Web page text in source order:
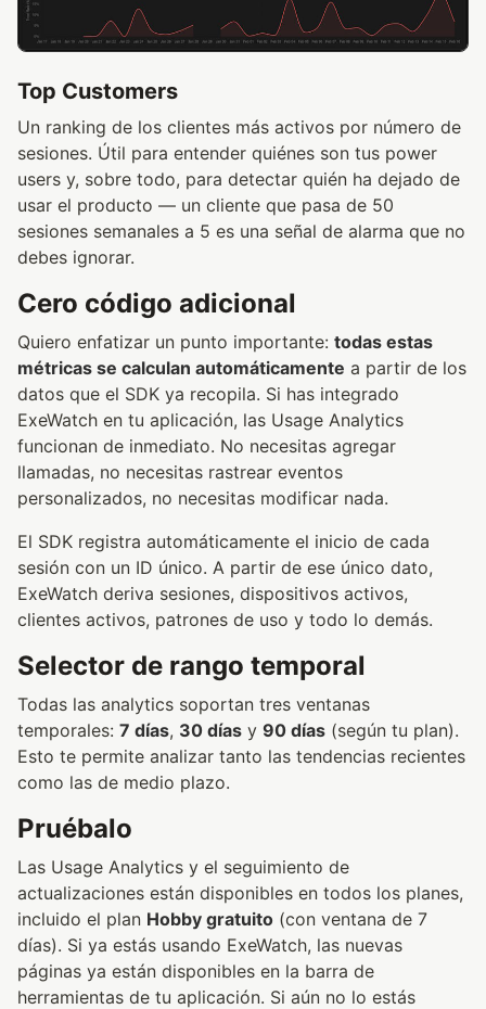
Top Customers
Un ranking de los clientes más activos por número de
sesiones. Útil para entender quiénes son tus power
users y, sobre todo, para detectar quién ha dejado de
usar el producto — un cliente que pasa de 50
sesiones semanales a 5 es una señal de alarma que no
debes ignorar.
Cero código adicional
Quiero enfatizar un punto importante: todas estas
métricas se calculan automáticamente a partir de los
datos que el SDK ya recopila. Si has integrado
ExeWatch en tu aplicación, las Usage Analytics
funcionan de inmediato. No necesitas agregar
llamadas, no necesitas rastrear eventos
personalizados, no necesitas modificar nada.
El SDK registra automáticamente el inicio de cada
sesión con un ID único. A partir de ese único dato,
ExeWatch deriva sesiones, dispositivos activos,
clientes activos, patrones de uso y todo lo demás.
Selector de rango temporal
Todas las analytics soportan tres ventanas
temporales: 7 días, 30 días y 90 días (según tu plan).
Esto te permite analizar tanto las tendencias recientes
como las de medio plazo.
Pruébalo
Las Usage Analytics y el seguimiento de
actualizaciones están disponibles en todos los planes,
incluido el plan Hobby gratuito (con ventana de 7
días). Si ya estás usando ExeWatch, las nuevas
páginas ya están disponibles en la barra de
herramientas de tu aplicación. Si aún no lo estás